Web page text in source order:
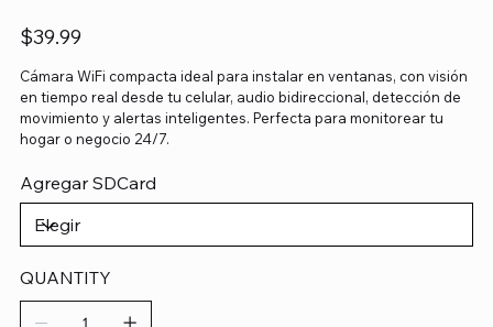
Precio
$39.99
Cámara WiFi compacta ideal para instalar en ventanas, con visión
en tiempo real desde tu celular, audio bidireccional, detección de
movimiento y alertas inteligentes. Perfecta para monitorear tu
hogar o negocio 24/7.
Agregar SDCard
QUANTITY